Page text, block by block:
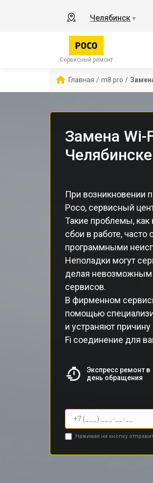
Челябинск ▼
Сервисный ремонт
Главная / m8 pro /
Замена Wi-
Челябинске
При возникновении
Poco, сервисный
Такие проблемы, как
сбои в работе,
программными
Неполадки могут
делая невозможным
сервисов.
В фирменном
помощью
и устраняют
Fi соединение для
Экспресс ремонт в
день обращения
Нажимая на кнопку